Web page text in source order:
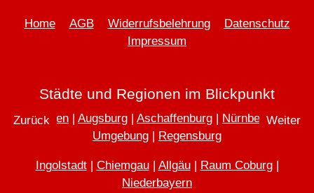
Vorheriger Beitrag: Dr. Uups alias Monika Molodovsky
Zurück Weiter
Home AGB Widerrufsbelehrung
Datenschutz
Impressum
Städte und Regionen im Blickpunkt
München | Augsburg | Aschaffenburg | Nürnberg und
Umgebung | Regensburg
Ingolstadt| Chiemgau| Allgäu| Raum Coburg|
Niederbayern